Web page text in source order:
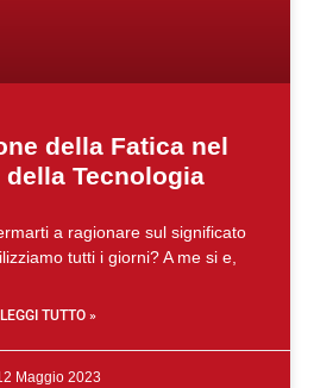
della Fatica nel
Tecnologia
a ragionare sul significato
tutti i giorni? A me si e,
LEGGI TUTTO »
Maggio 2023